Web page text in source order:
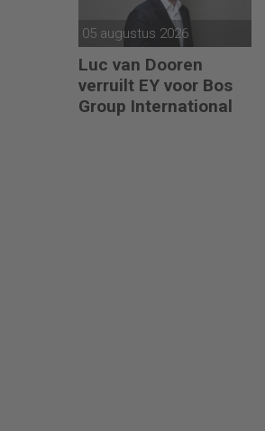
05 augustus 2026
Luc van Dooren
verruilt EY voor Bos
Group International